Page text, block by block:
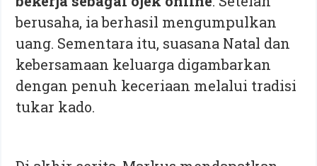
berusaha, ia berhasil mengumpulkan
uang. Sementara itu, suasana Natal dan
kebersamaan keluarga digambarkan
dengan penuh keceriaan melalui tradisi
tukar kado.